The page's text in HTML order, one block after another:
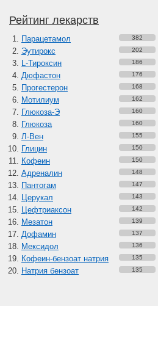
Рейтинг лекарств
Парацетамол 382
Эутирокс 202
L-Тироксин 186
Дюфастон 176
Прогестерон 168
Мотилиум 162
Глюкоза-Э 160
Глюкоза 160
Л-Вен 155
Глицин 150
Кофеин 150
Адреналин 148
Пантогам 147
Церукал 143
Цефтриаксон 142
Мезатон 139
Дофамин 137
Мексидол 136
Кофеин-бензоат натрия 135
Натрия бензоат 135